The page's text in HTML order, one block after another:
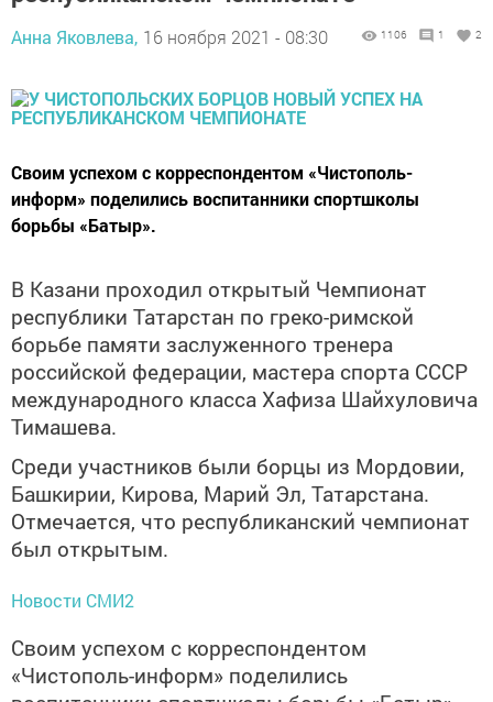
Анна Яковлева, 16 ноября 2021 - 08:30 1106 1 2
Своим успехом с корреспондентом «Чистополь-
информ» поделились воспитанники спортшколы
борьбы «Батыр».
В Казани проходил открытый Чемпионат
республики Татарстан по греко-римской
борьбе памяти заслуженного тренера
российской федерации, мастера спорта СССР
международного класса Хафиза Шайхуловича
Тимашева.
Среди участников были борцы из Мордовии,
Башкирии, Кирова, Марий Эл, Татарстана.
Отмечается, что республиканский чемпионат
был открытым.
Новости СМИ2
Своим успехом с корреспондентом
«Чистополь-информ» поделились